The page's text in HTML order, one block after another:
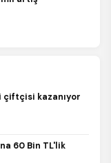
çiftçisi kazanıyor
60 Bin TL'lik